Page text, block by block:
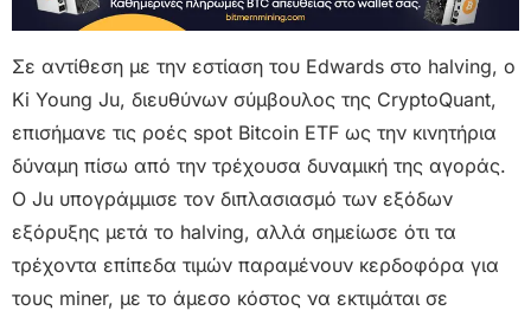
Σε αντίθεση με την εστίαση του Edwards στο halving, ο
Ki Young Ju, διευθύνων σύμβουλος της CryptoQuant,
επισήμανε τις ροές spot Bitcoin ETF ως την κινητήρια
δύναμη πίσω από την τρέχουσα δυναμική της αγοράς.
Ο Ju υπογράμμισε τον διπλασιασμό των εξόδων
εξόρυξης μετά το halving, αλλά σημείωσε ότι τα
τρέχοντα επίπεδα τιμών παραμένουν κερδοφόρα για
τους miner, με το άμεσο κόστος να εκτιμάται σε